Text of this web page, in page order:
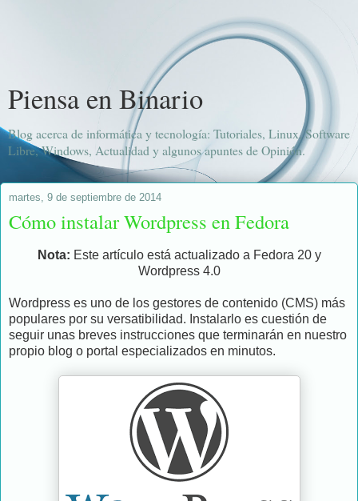
Piensa en Binario
Blog acerca de informática y tecnología: Tutoriales, Linux, Software
Libre, Windows, Actualidad y algunos apuntes de Opinión.
martes, 9 de septiembre de 2014
Cómo instalar Wordpress en Fedora
Nota: Este artículo está actualizado a Fedora 20 y
Wordpress 4.0
Wordpress es uno de los gestores de contenido (CMS) más
populares por su versatibilidad. Instalarlo es cuestión de
seguir unas breves instrucciones que terminarán en nuestro
propio blog o portal especializados en minutos.